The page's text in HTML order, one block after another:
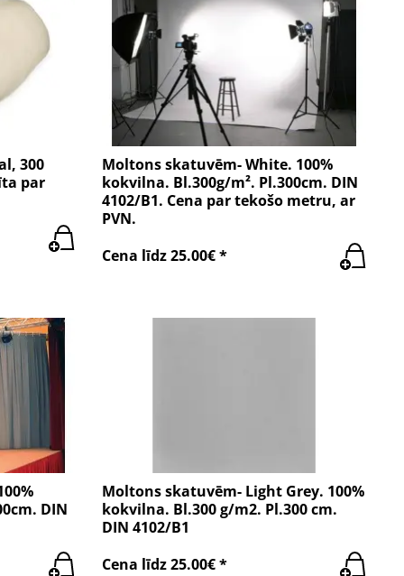
300
par
Moltons skatuvēm- White. 100%
kokvilna. Bl.300g/m². Pl.300cm. DIN
4102/B1. Cena par tekošo metru, ar
PVN.
Cena līdz 25.00€ *
DIN
Moltons skatuvēm- Light Grey. 100%
kokvilna. Bl.300 g/m2. Pl.300 cm.
DIN 4102/B1
Cena līdz 25.00€ *